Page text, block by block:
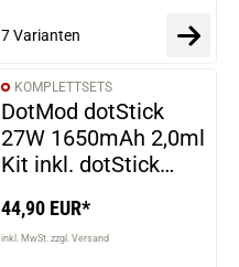
7 Varianten
KOMPLETTSETS
DotMod dotStick
27W 1650mAh 2,0ml
Kit inkl. dotStick
44,90 EUR*
inkl. MwSt. zzgl. Versand